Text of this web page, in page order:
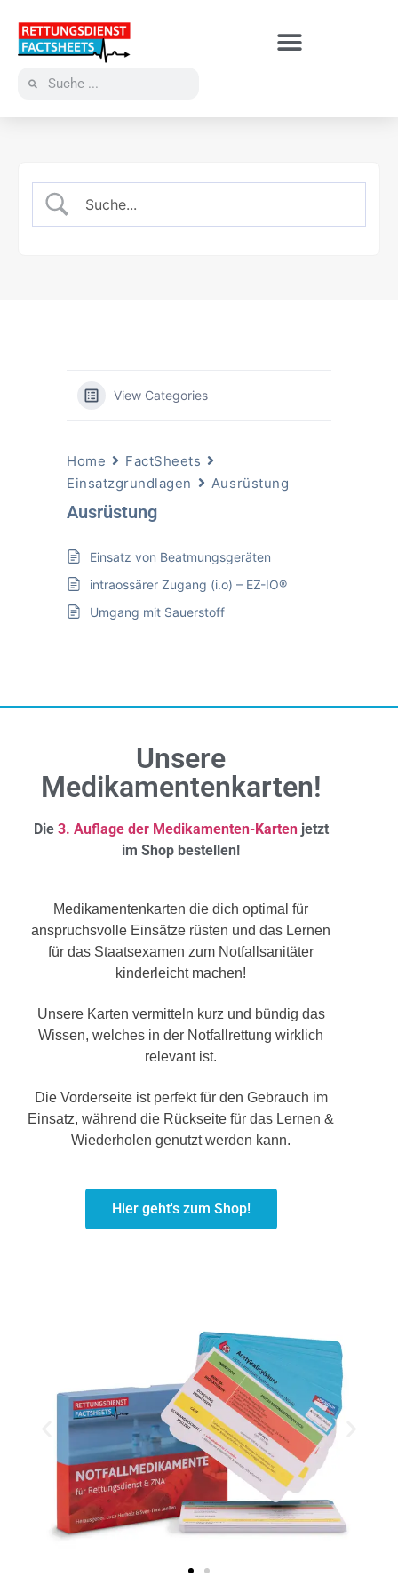
View Categories
Home
FactSheets
Einsatzgrundlagen
Ausrüstung
Ausrüstung
Einsatz von Beatmungsgeräten
intraossärer Zugang (i.o) – EZ-IO®
Umgang mit Sauerstoff
Unsere
Medikamentenkarten!
Die 3. Auflage der Medikamenten-Kartenjetzt
im Shop bestellen!
Medikamentenkarten die dich optimal für
anspruchsvolle Einsätze rüsten und das Lernen
für das Staatsexamen zum Notfallsanitäter
kinderleicht machen!
Unsere Karten vermitteln kurz und bündig das
Wissen, welches in der Notfallrettung wirklich
relevant ist.
Die Vorderseite ist perfekt für den Gebrauch im
Einsatz, während die Rückseite für das Lernen &
Wiederholen genutzt werden kann.
Hier geht's zum Shop!